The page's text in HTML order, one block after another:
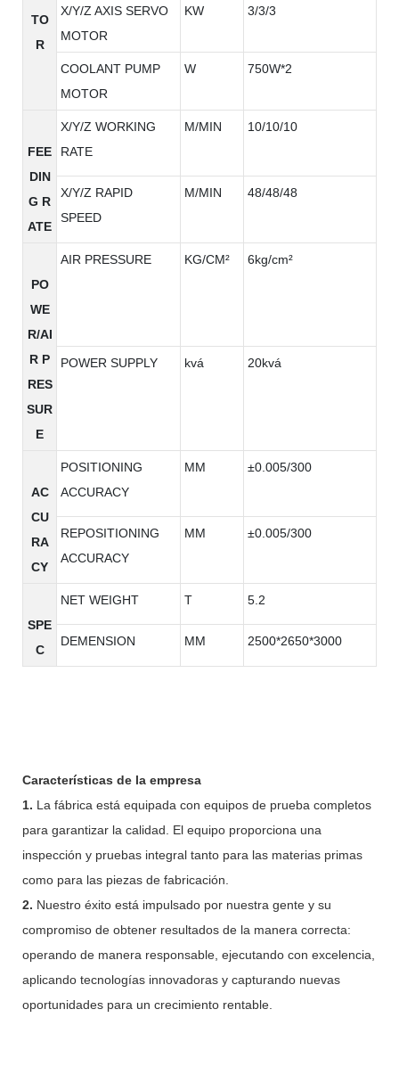
TO
R
X/Y/Z AXIS SERVO
MOTOR
KW 3/3/3
COOLANT PUMP
MOTOR
W 750W*2
FEE
DIN
G R
ATE
X/Y/Z WORKING
RATE
M/MIN 10/10/10
X/Y/Z RAPID
SPEED
M/MIN 48/48/48
PO
WE
R/AI
R P
RES
SUR
E
AIR PRESSURE KG/CM² 6kg/cm²
POWER SUPPLY kvá 20kvá
AC
CU
RA
CY
POSITIONING
ACCURACY
MM ±0.005/300
REPOSITIONING
ACCURACY
MM ±0.005/300
SPE
C
NET WEIGHT T 5.2
DEMENSION MM 2500*2650*3000
Características de la empresa
1. La fábrica está equipada con equipos de prueba completos
para garantizar la calidad. El equipo proporciona una
inspección y pruebas integral tanto para las materias primas
como para las piezas de fabricación.
2. Nuestro éxito está impulsado por nuestra gente y su
compromiso de obtener resultados de la manera correcta:
operando de manera responsable, ejecutando con excelencia,
aplicando tecnologías innovadoras y capturando nuevas
oportunidades para un crecimiento rentable.